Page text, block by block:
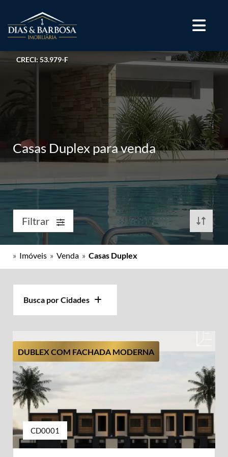
CRECI: 53.979-F
Casas Duplex para venda
Filtrar
» Imóveis » Venda » Casas Duplex
Busca por Cidades
DUBLEX COM FACHADA MODERNA
CD0001